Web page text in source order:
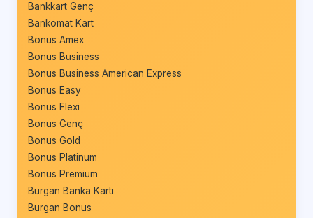
Bankkart Genç
Bankomat Kart
Bonus Amex
Bonus Business
Bonus Business American Express
Bonus Easy
Bonus Flexi
Bonus Genç
Bonus Gold
Bonus Platinum
Bonus Premium
Burgan Banka Kartı
Burgan Bonus